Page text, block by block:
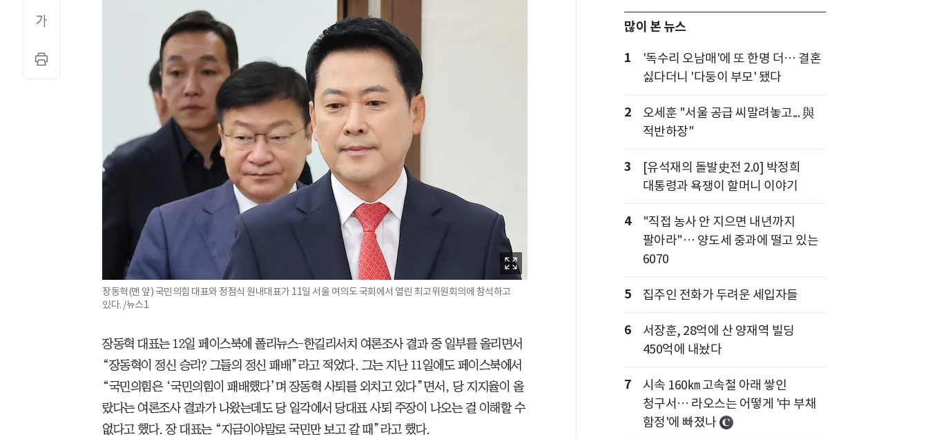
장동혁(맨 앞) 국민의힘 대표와 정점식 원내대표가 11일 서울 여의도 국회에서 열린 최고위원회의에 참석하고
있다. /뉴스1
장동혁 대표는 12일 페이스북에 폴리뉴스-한길리서치 여론조사 결과 중 일부를 올리면서
“장동혁이 정신 승리? 그들의 정신 패배”라고 적었다. 그는 지난 11일에도 페이스북에서
“국민의힘은 ‘국민의힘이 패배했다’며 장동혁 사퇴를 외치고 있다”면서, 당 지지율이 올
랐다는 여론조사 결과가 나왔는데도 당 일각에서 당대표 사퇴 주장이 나오는 걸 이해할 수
없다고 했다. 장 대표는 “지금이야말로 국민만 보고 갈 때”라고 했다.
많이 본 뉴스
1
'독수리 오남매'에 또 한명 더… 결혼
싫다더니 '다둥이 부모' 됐다
2
오세훈 "서울 공급 씨말려놓고... 與
적반하장"
3
[유석재의 돌발史전 2.0] 박정희
대통령과 욕쟁이 할머니 이야기
4
"직접 농사 안 지으면 내년까지
팔아라"… 양도세 중과에 떨고 있는
6070
5 집주인 전화가 두려운 세입자들
6
서장훈, 28억에 산 양재역 빌딩
450억에 내놨다
7
시속 160㎞ 고속철 아래 쌓인
청구서… 라오스는 어떻게 '中 부채
함정'에 빠졌나